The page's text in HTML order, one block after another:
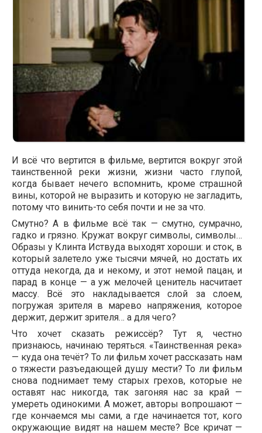
И всё что вертится в фильме, вертится вокруг этой
таинственной реки жизни, жизни часто глупой,
когда бывает нечего вспомнить, кроме страшной
вины, которой не выразить и которую не загладить,
потому что винить-то себя почти и не за что.
Смутно? А в фильме всё так — смутно, сумрачно,
гадко и грязно. Кружат вокруг символы, символы…
Образы у Клинта Иствуда выходят хороши: и сток, в
который залетело уже тысячи мячей, но достать их
оттуда некогда, да и некому, и этот немой пацан, и
парад в конце — а уж мелочей ценитель насчитает
массу. Всё это накладывается слой за слоем,
погружая зрителя в марево напряжения, которое
держит, держит зрителя… а для чего?
Что хочет сказать режиссёр? Тут я, честно
признаюсь, начинаю теряться. «Таинственная река»
— куда она течёт? То ли фильм хочет рассказать нам
о тяжести разъедающей душу мести? То ли фильм
снова поднимает тему старых грехов, которые не
оставят нас никогда, так загоняя нас за край —
умереть одинокими. А может, авторы вопрошают —
где кончаемся мы сами, а где начинается тот, кого
окружающие видят на нашем месте? Все кричат —